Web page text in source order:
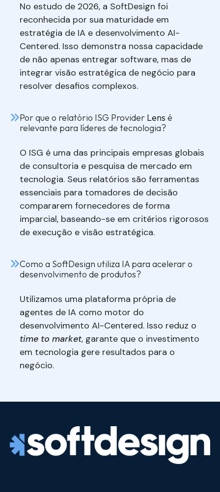
No estudo de 2026, a SoftDesign foi
reconhecida por sua maturidade em
estratégia de IA e desenvolvimento AI-
Centered. Isso demonstra nossa capacidade
de não apenas entregar software, mas de
integrar visão estratégica de negócio para
resolver desafios complexos.
Por que o relatório ISG Provider Lens é
relevante para líderes de tecnologia?
O ISG é uma das principais empresas globais
de consultoria e pesquisa de mercado em
tecnologia. Seus relatórios são ferramentas
essenciais para tomadores de decisão
compararem fornecedores de forma
imparcial, baseando-se em critérios rigorosos
de execução e visão estratégica.
Como a SoftDesign utiliza IA para acelerar o
desenvolvimento de produtos?
Utilizamos uma plataforma própria de
agentes de IA como motor do
desenvolvimento AI-Centered. Isso reduz o
time to market, garante que o investimento
em tecnologia gere resultados para o
negócio.